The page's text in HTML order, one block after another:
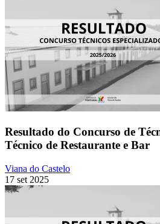
Resultado do Concurso de
Técnico de Restaurante e Bar
Viana do Castelo
17 set 2025